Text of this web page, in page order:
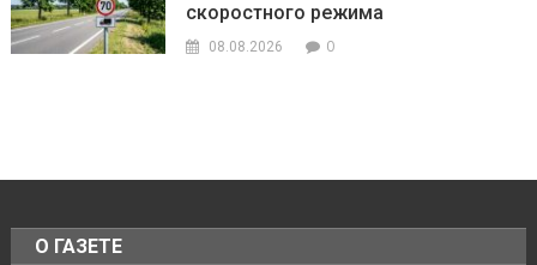
скоростного режима
08.08.2026 0
О ГАЗЕТЕ